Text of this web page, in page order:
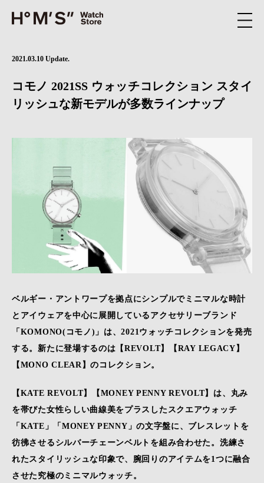
2021.03.10 Update.
コモノ 2021SS ウォッチコレクション スタイ
リッシュな新モデルが多数ラインナップ
ベルギー・アントワープを拠点にシンプルでミニマルな時計
とアイウェアを中心に展開しているアクセサリーブランド
「KOMONO(コモノ)」は、2021ウォッチコレクションを発売
する。新たに登場するのは【REVOLT】【RAY LEGACY】
【MONO CLEAR】のコレクション。
【KATE REVOLT】【MONEY PENNY REVOLT】は、丸み
を帯びた女性らしい曲線美をプラスしたスクエアウォッチ
「KATE」「MONEY PENNY」の文字盤に、ブレスレットを
彷彿させるシルバーチェーンベルトを組み合わせた。洗練さ
れたスタイリッシュな印象で、腕回りのアイテムを1つに融合
させた究極のミニマルウォッチ。